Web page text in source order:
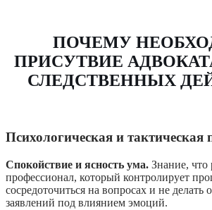
ПОЧЕМУ
ПРИСУТВИЕ
СЛЕДСТВЕННЫХ
Психологическая и тактическая
Спокойствие и ясность ума. Знание, что
профессионал, который контролирует
сосредоточиться на вопросах и не делать
заявлений под влиянием эмоций.